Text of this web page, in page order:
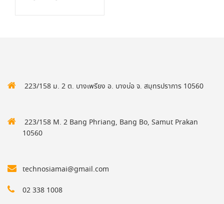
223/158 ม. 2 ต. บางเพรียง อ. บางบ่อ จ. สมุทรปราการ 10560
223/158 M. 2 Bang Phriang, Bang Bo, Samut Prakan
10560
technosiamai@gmail.com
02 338 1008